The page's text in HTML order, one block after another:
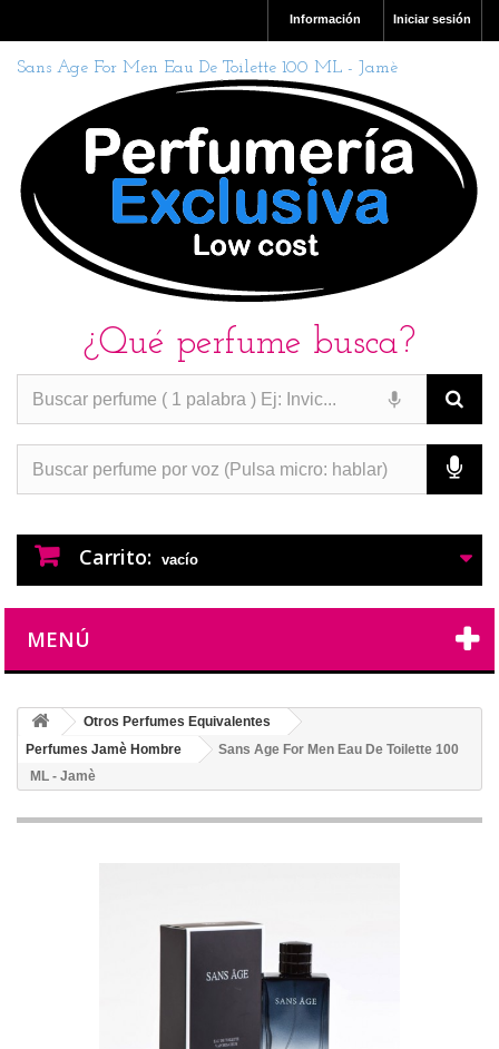
Iniciar sesión
Información
Sans Age For Men Eau De Toilette 100 ML - Jamè
¿Qué perfume busca?
Carrito: vacío
MENÚ
Otros Perfumes Equivalentes
Perfumes Jamè Hombre
Sans Age For Men Eau De Toilette 100
ML - Jamè